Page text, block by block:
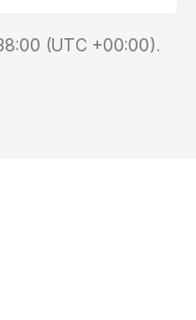
(UTC +00:00).